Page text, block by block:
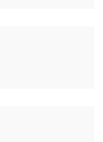
nuestra forma de